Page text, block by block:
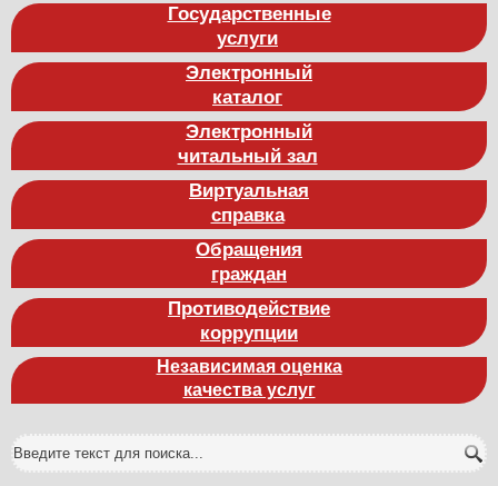
Государственные
услуги
Электронный
каталог
Электронный
читальный зал
Виртуальная
справка
Обращения
граждан
Противодействие
коррупции
Независимая оценка
качества услуг